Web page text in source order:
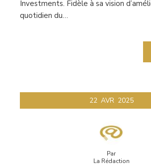
Investments. Fidèle à sa vision
quotidien du…
22 AVR 2025
Par
La Rédaction